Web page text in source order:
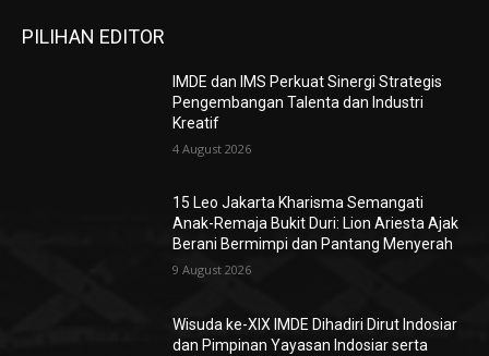
PILIHAN EDITOR
IMDE dan IMS Perkuat Sinergi Strategis
Pengembangan Talenta dan Industri
Kreatif
4 August 2026
15 Leo Jakarta Kharisma Semangati
Anak-Remaja Bukit Duri: Lion Ariesta Ajak
Berani Bermimpi dan Pantang Menyerah
9 August 2026
Wisuda ke-XIX IMDE Dihadiri Dirut Indosiar
dan Pimpinan Yayasan Indosiar serta